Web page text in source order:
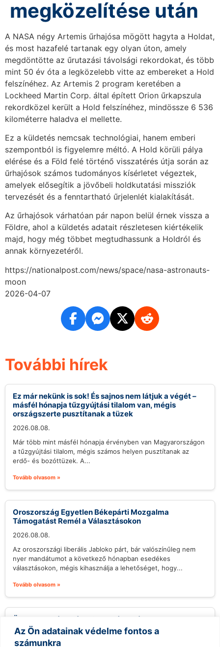
Az Ön adatainak védelme fontos a
számunkra
megközelítése után
A NASA négy Artemis űrhajósa mögött hagyta a Holdat,
és most hazafelé tartanak egy olyan úton, amely
megdöntötte az űrutazási távolsági rekordokat, és több
mint 50 év óta a legközelebb vitte az embereket a Hold
felszínéhez. Az Artemis 2 program keretében a
Lockheed Martin Corp. által épített Orion űrkapszula
rekordközel került a Hold felszínéhez, mindössze 6 536
kilométerre haladva el mellette.
Ez a küldetés nemcsak technológiai, hanem emberi
szempontból is figyelemre méltó. A Hold körüli pálya
elérése és a Föld felé történő visszatérés útja során az
űrhajósok számos tudományos kísérletet végeztek,
amelyek elősegítik a jövőbeli holdkutatási missziók
tervezését és a fenntartható űrjelenlét kialakítását.
Az űrhajósok várhatóan pár napon belül érnek vissza a
Földre, ahol a küldetés adatait részletesen kiértékelik
majd, hogy még többet megtudhassunk a Holdról és
annak környezetéről.
https://nationalpost.com/news/space/nasa-astronauts-
moon
2026-04-07
További hírek
Ez már nekünk is sok! És sajnos nem látjuk a végét –
másfél hónapja tűzgyújtási tilalom van, mégis
országszerte pusztítanak a tüzek
2026.08.08.
Már több mint másfél hónapja érvényben van Magyarországon
a tűzgyújtási tilalom, mégis számos helyen pusztítanak az
erdő- és bozóttüzek. A...
Tovább olvasom »
Oroszország Egyetlen Békepárti Mozgalma
Támogatást Remél a Választásokon
2026.08.08.
Az oroszországi liberális Jabloko párt, bár valószínűleg nem
nyer mandátumot a következő hónapban esedékes
választásokon, mégis kihasználja a lehetőséget, hogy...
Tovább olvasom »
Öregember átverése: Sokkoló csalás aranyrudakkal
2026.08.08.